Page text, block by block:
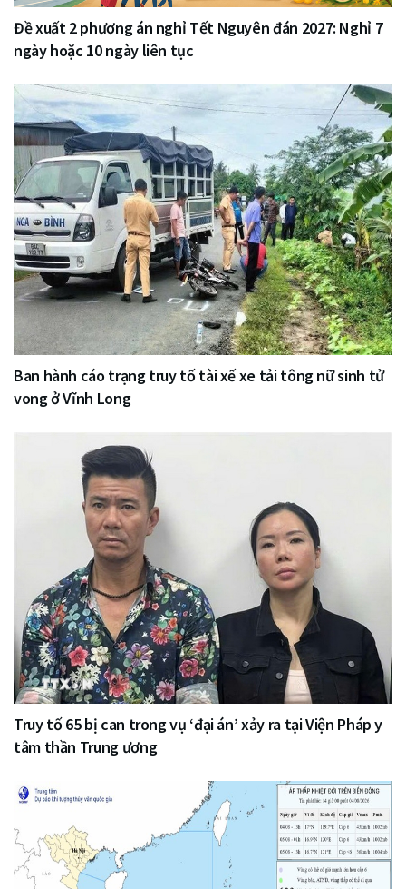
Đề xuất 2 phương án nghỉ Tết Nguyên đán 2027: Nghỉ 7
ngày hoặc 10 ngày liên tục
Ban hành cáo trạng truy tố tài xế xe tải tông nữ sinh tử
vong ở Vĩnh Long
Truy tố 65 bị can trong vụ ‘đại án’ xảy ra tại Viện Pháp y
tâm thần Trung ương